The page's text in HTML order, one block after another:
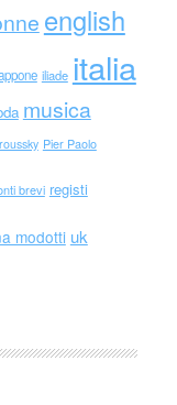
english
iliade italia
musica
Pier Paolo
brevi registi
modotti uk